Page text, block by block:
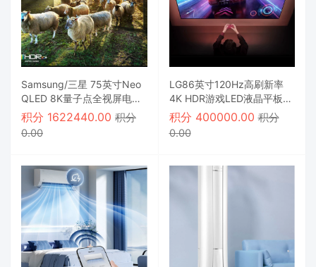
Samsung/三星 75英寸Neo
QLED 8K量子点全视屏电视
机
积分 1622440.00 积分
0.00
LG86英寸120Hz高刷新率
4K HDR游戏LED液晶平板电
视机
积分 400000.00积分
0.00